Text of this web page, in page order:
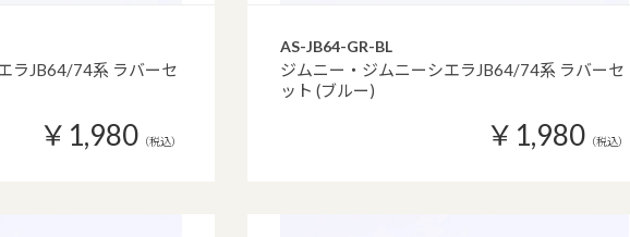
ラJB64/74系 ラバーセ
￥1,980 （税込）
AS-JB64-GR-BL
ジムニー・ジムニーシエラJB64/74系 ラバーセ
ット (ブルー)
￥1,980 （税込）